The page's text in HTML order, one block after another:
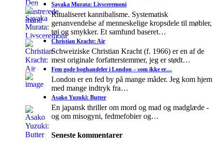
Sayaka Murata: Livsceremoni
Ritualiseret kannibalisme. Systematisk
genanvendelse af menneskelige kropsdele til møbler,
tøj og smykker. Et samfund baseret…
Christian Kracht: Air
Schweiziske Christian Kracht (f. 1966) er en af de
mest originale forfatterstemmer, jeg er stødt…
Fem gode boghandeler i London – som ikke er…
London er en fed by på mange måder. Jeg kom hjem
med mange indtryk fra…
Asako Yuzuki: Butter
En japansk thriller om mord og mad og madglæde -
og om misogyni, fedmefobier og…
Seneste kommentarer